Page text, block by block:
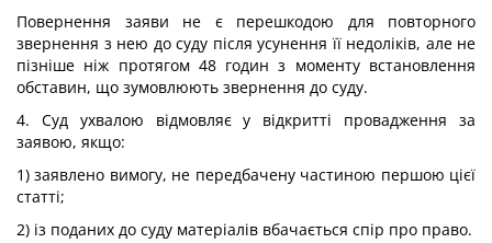
Повернення заяви не є перешкодою для повторного
звернення з нею до суду після усунення її недоліків, але не
пізніше ніж протягом 48 годин з моменту встановлення
обставин, що зумовлюють звернення до суду.
4. Суд ухвалою відмовляє у відкритті провадження за
заявою, якщо:
1) заявлено вимогу, не передбачену частиною першою цієї
статті;
2) із поданих до суду матеріалів вбачається спір про право.